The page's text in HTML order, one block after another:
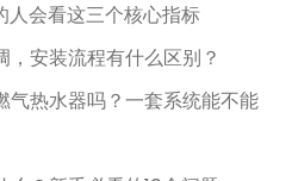
人会看这三个核心指标
安装流程有什么区别？
气热水器吗？一套系统能不能